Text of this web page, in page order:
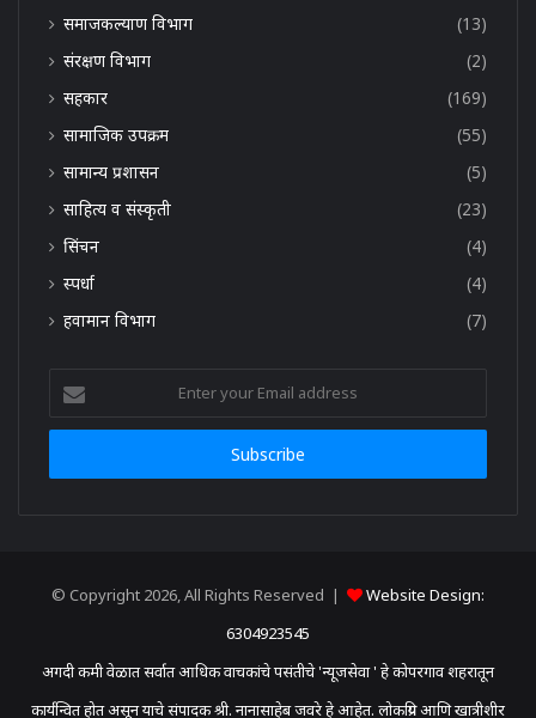
समाजकल्याण विभाग
(13)
संरक्षण विभाग
(2)
सहकार
(169)
सामाजिक उपक्रम
(55)
सामान्य प्रशासन
(5)
साहित्य व संस्कृती
(23)
सिंचन
(4)
स्पर्धा
(4)
हवामान विभाग
(7)
your
Email
© Copyright 2026, All Rights Reserved |
Website Design:
6304923545
अगदी कमी वेळात सर्वात आधिक वाचकांचे पसंतीचे 'न्यूजसेवा ' हे कोपरगाव शहरातून
कार्यन्वित होत असून याचे संपादक श्री. नानासाहेब जवरे हे आहेत. लोकप्रिय आणि खात्रीशीर